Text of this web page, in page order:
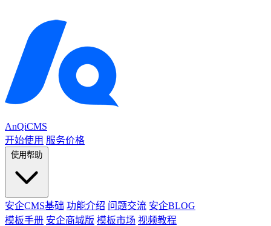
AnQiCMS
开始使用 服务价格
使用帮助
安企CMS基础 功能介绍 问题交流 安企BLOG
模板手册 安企商城版 模板市场 视频教程